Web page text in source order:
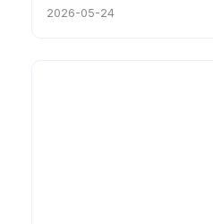
2026-05-24